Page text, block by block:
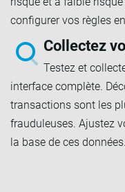
configurer vos règles
Collectez
Testez et
interface complète.
transactions sont les
frauduleuses. Ajustez
la base de ces données.